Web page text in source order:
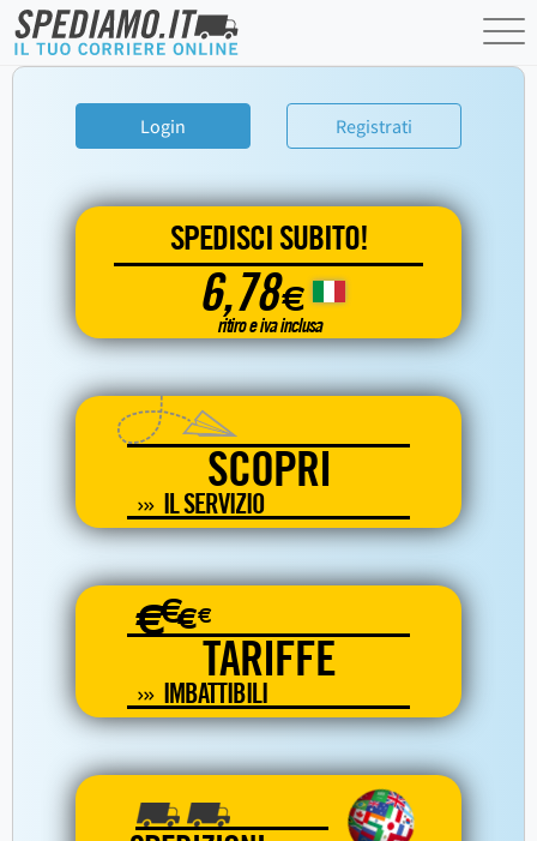
Login Registrati
SPEDISCI SUBITO!
6,78€
ritiro e iva inclusa
SCOPRI
IL SERVIZIO
€€€€
TARIFFE
IMBATTIBILI